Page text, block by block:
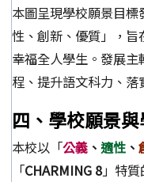
本圖呈現學校願景目
性、創新、優質」，旨
幸福全人學生。發展
程、提升語文科力、落
四、學校願景
本校以「公義 、 適性 、
「CHARMING 8」特質